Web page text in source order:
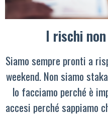
I rischi
Siamo sempre pronti a
weekend. Non siamo
lo facciamo perché è
accesi perché sappiamo